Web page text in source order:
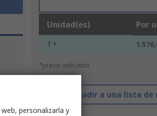
Unidad(es) Por
1 +
*precio indicativo
Añadir a una lista
personalizarla y